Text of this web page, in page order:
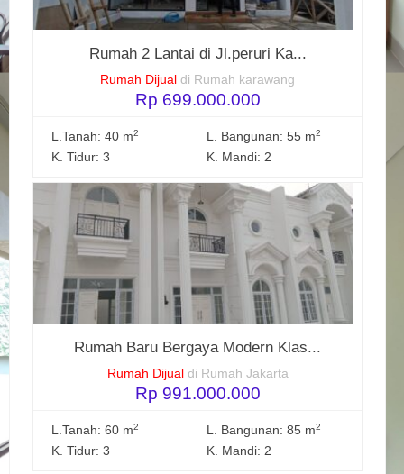
Rumah 2 Lantai di Jl.peruri Ka...
Rumah Dijual di Rumah karawang
Rp 699.000.000
L.Tanah: 40 m2 L. Bangunan: 55 m2
K. Tidur: 3 K. Mandi: 2
Rumah Baru Bergaya Modern Klas...
Rumah Dijual di Rumah Jakarta
Rp 991.000.000
L.Tanah: 60 m2 L. Bangunan: 85 m2
K. Tidur: 3 K. Mandi: 2